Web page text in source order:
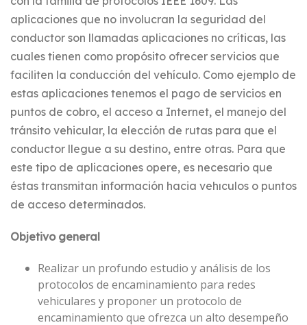
aplicaciones que no involucran la seguridad del
conductor son llamadas aplicaciones no críticas, las
cuales tienen como propósito ofrecer servicios que
faciliten la conducción del vehículo. Como ejemplo de
estas aplicaciones tenemos el pago de servicios en
puntos de cobro, el acceso a Internet, el manejo del
tránsito vehicular, la elección de rutas para que el
conductor llegue a su destino, entre otras. Para que
este tipo de aplicaciones opere, es necesario que
éstas transmitan información hacia vehıculos o puntos
de acceso determinados.
Objetivo general
Realizar un profundo estudio y análisis de los
protocolos de encaminamiento para redes
vehiculares y proponer un protocolo de
encaminamiento que ofrezca un alto desempeño